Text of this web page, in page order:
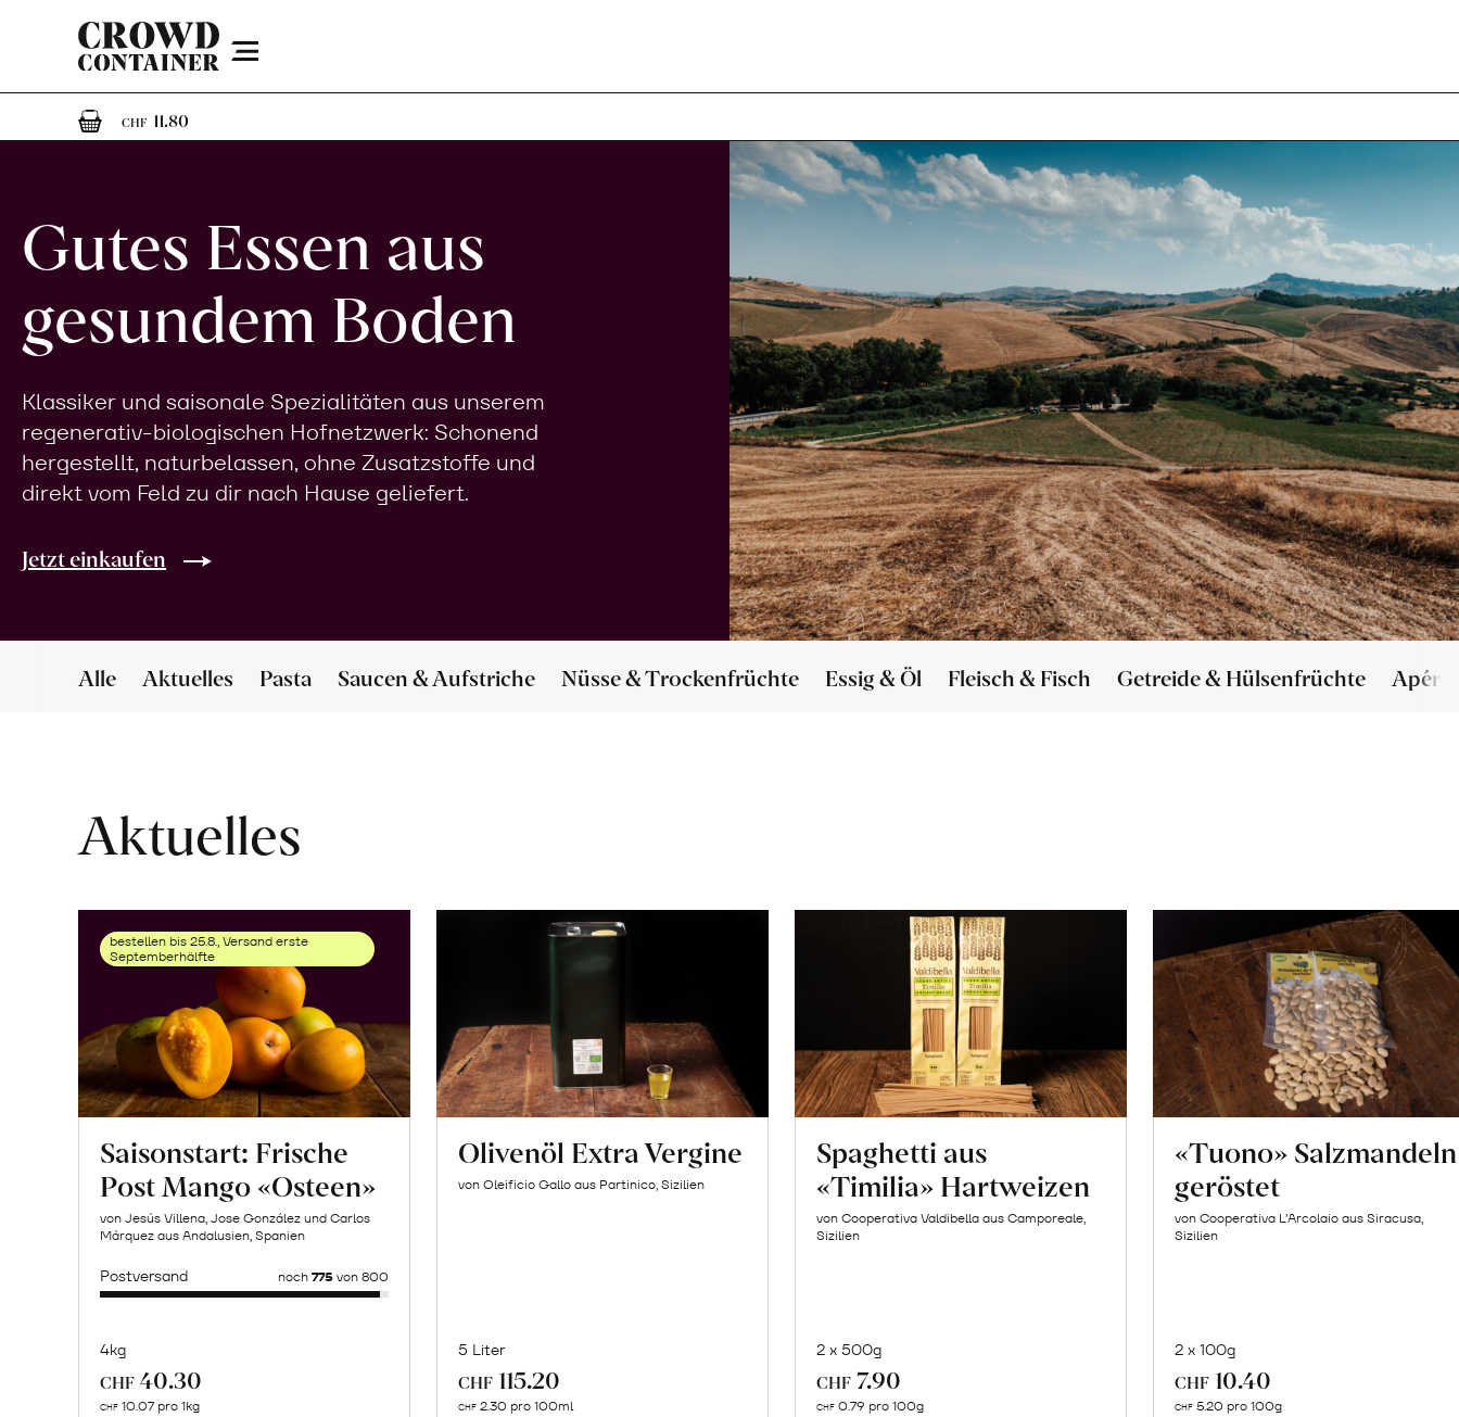
Menu
CHF 11.801 Artikel im Warenkorb
Gutes Essen aus
gesundem Boden
Klassiker und saisonale Spezialitäten aus unserem
regenerativ-biologischen Hofnetzwerk: Schonend
hergestellt, naturbelassen, ohne Zusatzstoffe und
direkt vom Feld zu dir nach Hause geliefert.
Jetzt einkaufen
Alle Aktuelles Pasta Saucen & Aufstriche Nüsse & Trockenfrüchte Essig & Öl Fleisch & Fisch Getreide & Hülsenfrüchte Apéro
Aktuelles
bestellen bis 25.8., Versand erste
Septemberhälfte
Saisonstart: Frische
Post Mango «Osteen»
von Jesús Villena, Jose González und Carlos
Márquez aus Andalusien, Spanien
Postversand noch 775von 800
4kg
CHF 40.30
CHF 10.07 pro 1kg
Olivenöl Extra Vergine
von Oleificio Gallo aus Partinico, Sizilien
5 Liter
CHF 115.20
CHF 2.30 pro 100ml
Spaghetti aus
«Timilia» Hartweizen
von Cooperativa Valdibella aus Camporeale,
Sizilien
2 x 500g
CHF 7.90
CHF 0.79 pro 100g
«Tuono» Salzmandeln
geröstet
von Cooperativa L’Arcolaio aus Siracusa,
Sizilien
2 x 100g
CHF 10.40
CHF 5.20 pro 100g